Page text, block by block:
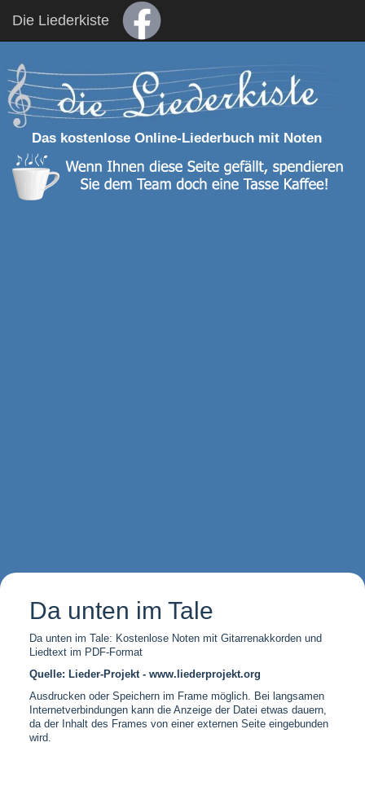
Die Liederkiste
Das kostenlose Online-Liederbuch mit Noten
Da unten im Tale
Da unten im Tale: Kostenlose Noten mit Gitarrenakkorden und
Liedtext im PDF-Format
Quelle: Lieder-Projekt - www.liederprojekt.org
Ausdrucken oder Speichern im Frame möglich. Bei langsamen
Internetverbindungen kann die Anzeige der Datei etwas dauern,
da der Inhalt des Frames von einer externen Seite eingebunden
wird.